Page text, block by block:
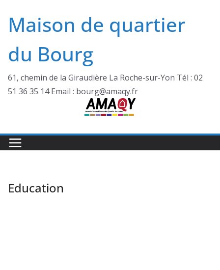
contenu
Maison de quartier
du Bourg
61, chemin de la Giraudière La Roche-sur-Yon Tél : 02
51 36 35 14 Email : bourg@amaqy.fr
Education